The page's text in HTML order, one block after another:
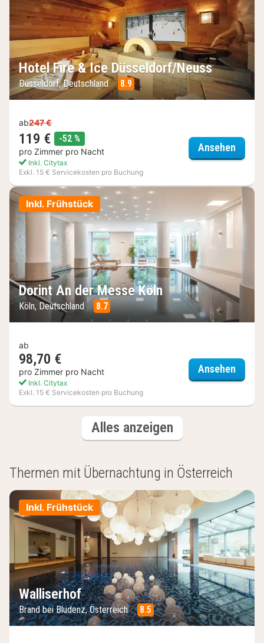
Hotel Fire & Ice Düsseldorf/Neuss
Düsseldorf, Deutschland 8.9
ab247 €
119 € -52 %
pro Zimmer pro Nacht
Inkl. Citytax
Exkl. 15 € Servicekosten pro Buchung
Ansehen
Inkl. Frühstück
Dorint An der Messe Köln
Köln, Deutschland 8.7
ab
98,70 €
pro Zimmer pro Nacht
Inkl. Citytax
Exkl. 15 € Servicekosten pro Buchung
Ansehen
Alles anzeigenHotels
Thermen mit Übernachtung in Österreich
Inkl. Frühstück
Walliserhof
Brand bei Bludenz, Österreich 8.5